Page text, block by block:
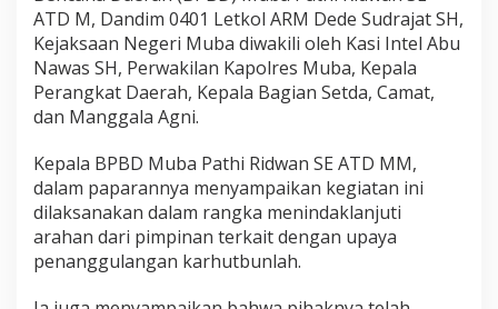
ATD M, Dandim 0401 Letkol ARM Dede Sudrajat SH,
Kejaksaan Negeri Muba diwakili oleh Kasi Intel Abu
Nawas SH, Perwakilan Kapolres Muba, Kepala
Perangkat Daerah, Kepala Bagian Setda, Camat,
dan Manggala Agni.
Kepala BPBD Muba Pathi Ridwan SE ATD MM,
dalam paparannya menyampaikan kegiatan ini
dilaksanakan dalam rangka menindaklanjuti
arahan dari pimpinan terkait dengan upaya
penanggulangan karhutbunlah.